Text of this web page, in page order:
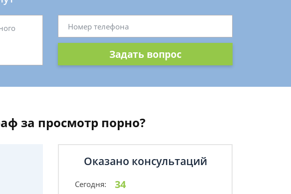
Задать вопрос
за просмотр порно?
Оказано консультаций
Сегодня: 34